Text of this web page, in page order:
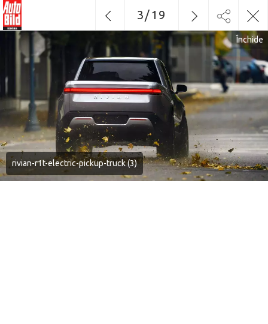
rivian-r1t-electric-pickup-truck (3)
Închide
3/19